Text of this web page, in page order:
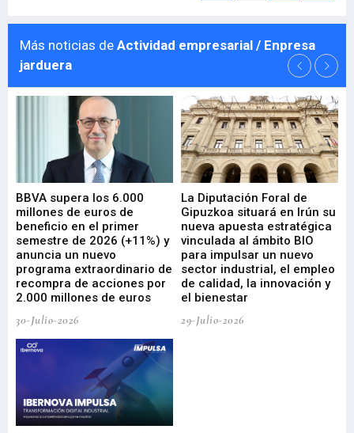
Más noticias de Actividad empresarial / Enpresa
jarduera
BBVA supera los 6.000
millones de euros de
beneficio en el primer
semestre de 2026 (+11%) y
anuncia un nuevo
programa extraordinario de
recompra de acciones por
2.000 millones de euros
30-Julio-2026
La Diputación Foral de
Gipuzkoa situará en Irún su
nueva apuesta estratégica
vinculada al ámbito BIO
para impulsar un nuevo
sector industrial, el empleo
de calidad, la innovación y
el bienestar
29-Julio-2026